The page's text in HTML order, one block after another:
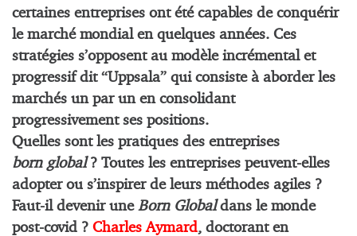
certaines entreprises ont été capables de conquérir
le marché mondial en quelques années. Ces
stratégies s’opposent au modèle incrémental et
progressif dit “Uppsala” qui consiste à aborder les
marchés un par un en consolidant
progressivement ses positions.
Quelles sont les pratiques des entreprises
born global? Toutes les entreprises peuvent-elles
adopter ou s’inspirer de leurs méthodes agiles ?
Faut-il devenir une Born Globaldans le monde
post-covid ? Charles Aymard, doctorant en